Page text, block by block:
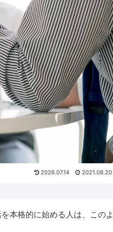
2026.07.14 2021.08.20
本格的に始める人は、このよ